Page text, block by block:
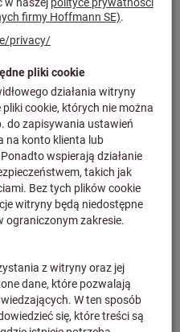
należą samodzielne
Gödde w Kolonii,
w Bielefeld. Na
z firmą SFS
w Szwecji i UAB Metmatus
Hoffmann Group jest
partnerów
na całym świecie,
135 000 klientów
jakość i tym samym